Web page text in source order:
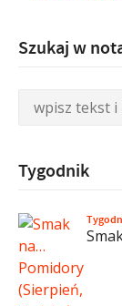
Szukaj w
Tygodnik